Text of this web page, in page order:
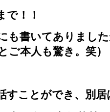
で！！
も書いてありまし
ご本人も驚き。笑）
すことができ、別居